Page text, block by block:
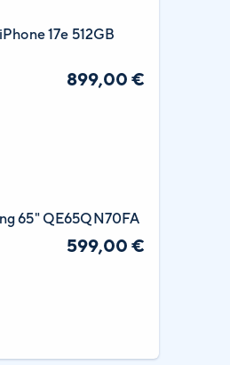
17e 512GB
899,00 €
65" QE65QN70FA
599,00 €